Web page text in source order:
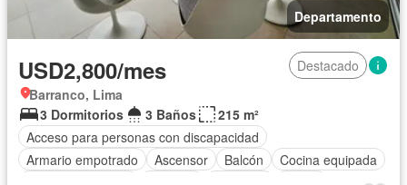
Departamento
USD2,800/mes
Destacado
Barranco, Lima
3 Dormitorios
3 Baños
215 m²
Acceso para personas con discapacidad
Armario empotrado
Ascensor Balcón
Cocina equipada